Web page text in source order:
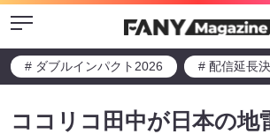
Menu
# ダブルインパクト2026 # 配信延長
ココリコ田中が日本の地